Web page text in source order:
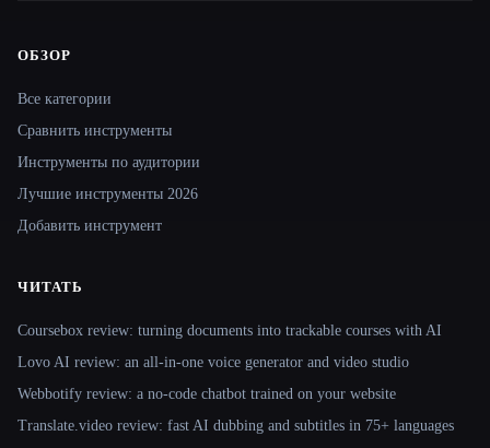
Site navigation
ОБЗОР
Все категории
Сравнить инструменты
Инструменты по аудитории
Лучшие инструменты 2026
Добавить инструмент
ЧИТАТЬ
Coursebox review: turning documents into trackable courses with AI
Lovo AI review: an all-in-one voice generator and video studio
Webbotify review: a no-code chatbot trained on your website
Translate.video review: fast AI dubbing and subtitles in 75+ languages